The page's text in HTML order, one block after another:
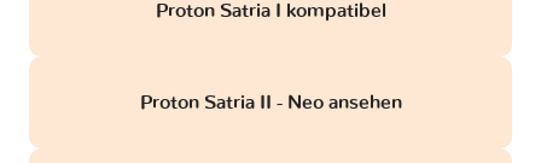
Proton Satria I kompatibel
Proton Satria II - Neo ansehen